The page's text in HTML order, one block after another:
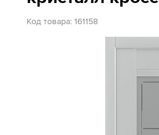
Код товара: 161158